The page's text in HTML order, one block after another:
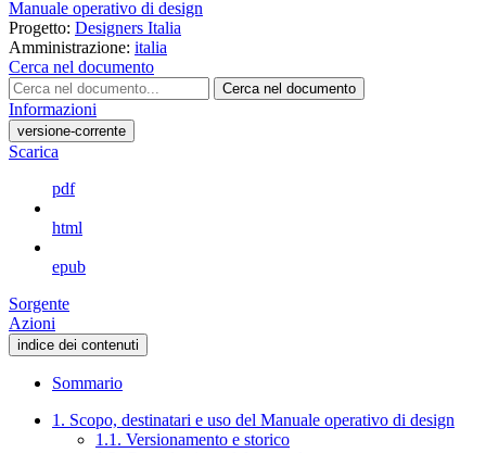
Manuale operativo di design
Progetto: Designers Italia
Amministrazione: italia
Cerca nel documento
Cerca nel documento
Informazioni
versione-corrente
Scarica
pdf
html
epub
Sorgente
Azioni
indice dei contenuti
Sommario
1. Scopo, destinatari e uso del Manuale operativo di design
1.1. Versionamento e storico